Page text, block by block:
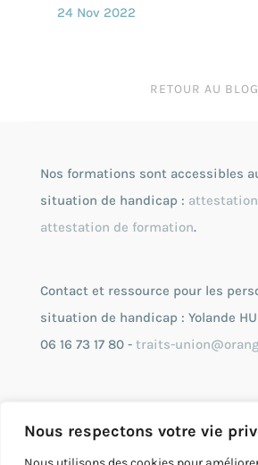
Nous respectons votre vie
24 Nov 2022
RETOUR AU BLOG
Nos formations sont accessibles
situation de handicap :
attestation de formation.
Contact et ressource pour les
situation de handicap : Yolande
06 16 73 17 80 - traits-
RCS : TI 497 813 469 2007 B 1034